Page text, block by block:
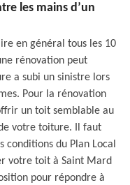
les mains d’un
en général tous les 10
rénovation peut
a subi un sinistre lors
Pour la rénovation
un toit semblable au
votre toiture. Il faut
du Plan Local
votre toit à Saint Mard
pour répondre à